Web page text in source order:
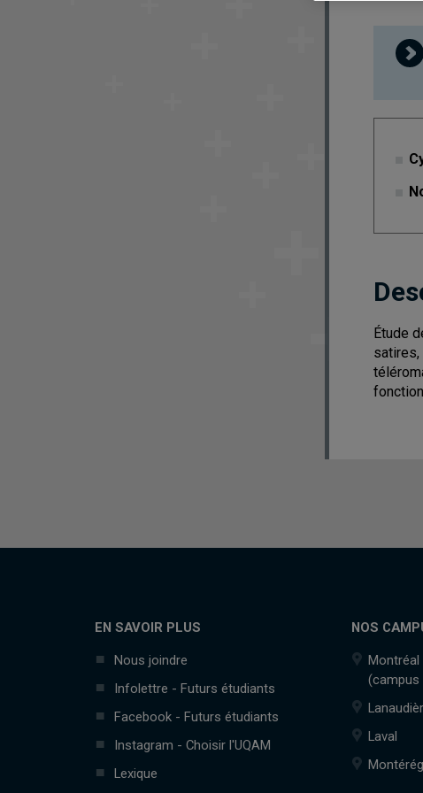
Étude
satires,
EN SAVOIR PLUS
Nous joindre
Infolettre - Futurs étudiants
Facebook - Futurs étudiants
Instagram - Choisir l'UQAM
Lexique
NOS
Montréal
(campus
Laval